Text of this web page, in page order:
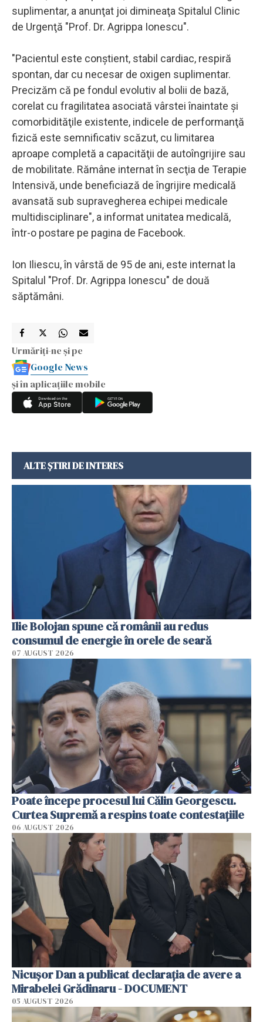
suplimentar, a anunţat joi dimineaţa Spitalul Clinic
de Urgenţă "Prof. Dr. Agrippa Ionescu".
"Pacientul este conştient, stabil cardiac, respiră
spontan, dar cu necesar de oxigen suplimentar.
Precizăm că pe fondul evolutiv al bolii de bază,
corelat cu fragilitatea asociată vârstei înaintate şi
comorbidităţile existente, indicele de performanţă
fizică este semnificativ scăzut, cu limitarea
aproape completă a capacităţii de autoîngrijire sau
de mobilitate. Rămâne internat în secţia de Terapie
Intensivă, unde beneficiază de îngrijire medicală
avansată sub supravegherea echipei medicale
multidisciplinare", a informat unitatea medicală,
într-o postare pe pagina de Facebook.
Ion Iliescu, în vârstă de 95 de ani, este internat la
Spitalul "Prof. Dr. Agrippa Ionescu" de două
săptămâni.
Urmăriți-ne și pe
Google News
și în aplicațiile mobile
ALTE ȘTIRI DE INTERES
Ilie Bolojan spune că românii au redus
consumul de energie în orele de seară
07 AUGUST 2026
Poate începe procesul lui Călin Georgescu.
Curtea Supremă a respins toate contestațiile
06 AUGUST 2026
Nicușor Dan a publicat declarația de avere a
Mirabelei Grădinaru - DOCUMENT
05 AUGUST 2026